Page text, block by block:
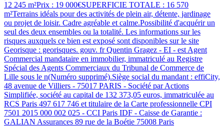
12 245 m²Prix : 19 000€SUPERFICIE TOTALE : 16 570
m²Terrains idéals pour des activités de plein air, détente, jardinage
ou projet de loisir. Cadre agréable et calme.Possibilité d'acquérir un
seul des deux ensembles ou la totalité. Les informations sur les
risques auxquels ce bien est exposé sont disponibles sur le site
Georisque : georisques. gouv. fr Quentin Gragez - EI - est Agent
Commercial mandataire en immobilier, immatriculé au Registre
Spécial des Agents Commerciaux du Tribunal de Commerce de
Lille sous le n(Numéro supprimé).Siège social du mandant : effiCity,
48 avenue de Villiers - 75017 PARIS - Société par Actions
Simplifiée, société au capital de 132 373,05 euros, immatriculée au
RCS Paris 497 617 746 et titulaire de la Carte professionnelle CPI
7501 2015 000 002 025 - CCI Paris IDF - Caisse de Garantie :
GALIAN Assurances 89 rue de la Boétie 75008 Paris